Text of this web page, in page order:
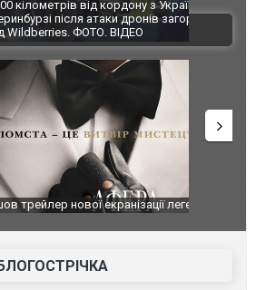
від кордону з Україною: в
атаки дронів загорівся
ФОТО. ВІДЕО
"Мої
ВІДЕО
нової екранізації легендарного